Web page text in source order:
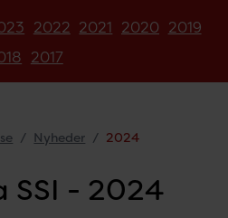
2022 2021 2020 2019
2017
Nyheder 2024
SSI - 2024